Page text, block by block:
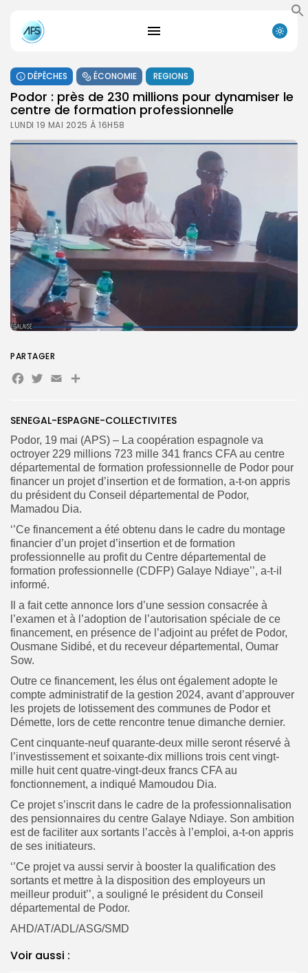
for:
DÉPÊCHES ÉCONOMIE REGIONS
Podor : près de 230 millions pour dynamiser le
centre de formation professionnelle
LUNDI 19 MAI 2025 À 16H58
SENEGAL-ESPAGNE-COLLECTIVITES
Podor, 19 mai (APS) – La coopération espagnole va
octroyer 229 millions 723 mille 341 francs CFA au centre
départemental de formation professionnelle de Podor pour
financer un projet d’insertion et de formation, a-t-on appris
du président du Conseil départemental de Podor,
Mamadou Dia.
‘’Ce financement a été obtenu dans le cadre du montage
financier d’un projet d’insertion et de formation
professionnelle au profit du Centre départemental de
formation professionnelle (CDFP) Galaye Ndiaye’’, a-t-il
informé.
Il a fait cette annonce lors d’une session consacrée à
l’examen et à l’adoption de l’autorisation spéciale de ce
financement, en présence de l’adjoint au préfet de Podor,
Ousmane Sidibé, et du receveur départemental, Oumar
Sow.
Outre ce financement, les élus ont également adopte le
compte administratif de la gestion 2024, avant d’approuver
les projets de lotissement des communes de Podor et
Démette, lors de cette rencontre tenue dimanche dernier.
Cent cinquante-neuf quarante-deux mille seront réservé à
l’investissement et soixante-dix millions trois cent vingt-
mille huit cent quatre-vingt-deux francs CFA au
fonctionnement, a indiqué Mamoudou Dia.
Ce projet s’inscrit dans le cadre de la professionnalisation
des pensionnaires du centre Galaye Ndiaye. Son ambition
est de faciliter aux sortants l’accès à l’emploi, a-t-on appris
de ses initiateurs.
‘’Ce projet va aussi servir à booster la qualification des
sortants et mettre à la disposition des employeurs un
meilleur produit’’, a souligné le président du Conseil
départemental de Podor.
AHD/AT/ADL/ASG/SMD
Voir aussi :
PARTAGER
Facebook
Twitter
EmailPartager